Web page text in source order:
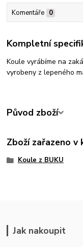
Komentáře 0
Kompletní
Koule vyrábíme na
vyrobeny z lepeného
Původ zboží
Zboží zařazeno v
Koule z BUKU
Jak nakoupit